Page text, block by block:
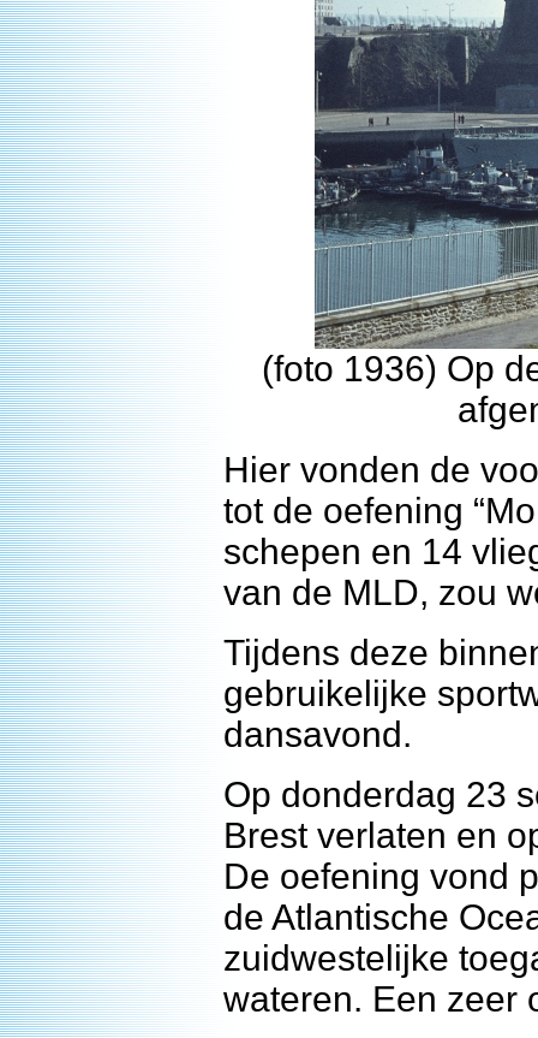
(foto 1936) Op
Hier vonden de
tot de oefening
schepen en 14
van de MLD, zou
Tijdens deze
gebruikelijke
dansavond.
Op donderdag 23
Brest verlaten en
De oefening vond
de Atlantische
zuidwestelijke
wateren. Een zeer